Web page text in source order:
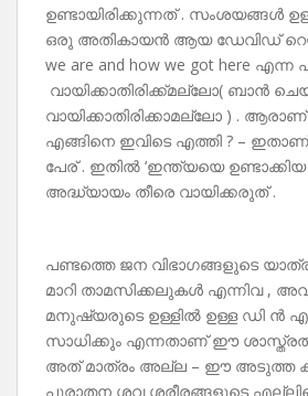
ഉണ്ടായിരിക്കുന്നത് . സംശയങ്ങൾ
ഒരു അതികായൻ ആയ ഡേവിഡ്
we are and how we got here എന്ന
വായിക്കാതിരിക്ക്മല്ലോ( ബാൻ
വായിക്കാതിരിക്കാമല്ലോ ) .
എങ്ങിനെ ഇവിടെ എത്തി ? –
പേര് . ഇതിൽ ‘ഇന്ത്യയെ ഉണ്ടാക്കിയ
അദ്ധ്യായം തീരെ വായിക്കരുത് .
പണ്ടത്തെ ജന വിഭാഗങ്ങളുടെ
മാറി താമസിക്കലുകൾ എന്നിവ ,
മനുഷ്യരുടെ ഉള്ളിൽ ഉള്ള ഡി ൻ എ
സാധിക്കും എന്നതാണ് ഈ
അത് മാത്രം അല്ല – ഈ അടുത്ത
പുരാതന ശവ ശരീരങ്ങളുടെ